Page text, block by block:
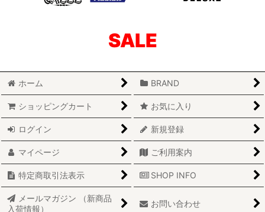
SALE
ホーム BRAND
ショッピングカート お気に入り
ログイン 新規登録
マイページ ご利用案内
特定商取引法表示 SHOP INFO
メールマガジン （新商品
入荷情報）
お問い合わせ